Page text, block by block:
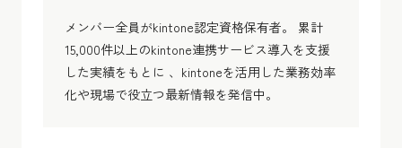
メンバー全員がkintone認定資格保有者。 累計
15,000件以上のkintone連携サービス導入を支援
した実績をもとに 、kintoneを活用した業務効率
化や現場で役立つ最新情報を発信中。